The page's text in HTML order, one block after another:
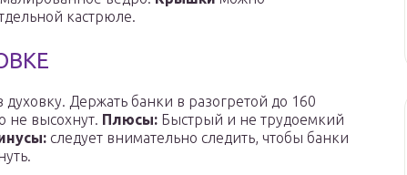
кастрюле.
Держать банки в разогретой до 160
не высохнут. Плюсы: Быстрый и не трудоемкий
следует внимательно следить, чтобы банки